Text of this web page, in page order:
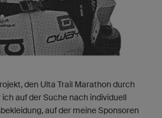
den Ulta Trail Marathon durch
auf der Suche nach individuell
auf der meine Sponsoren